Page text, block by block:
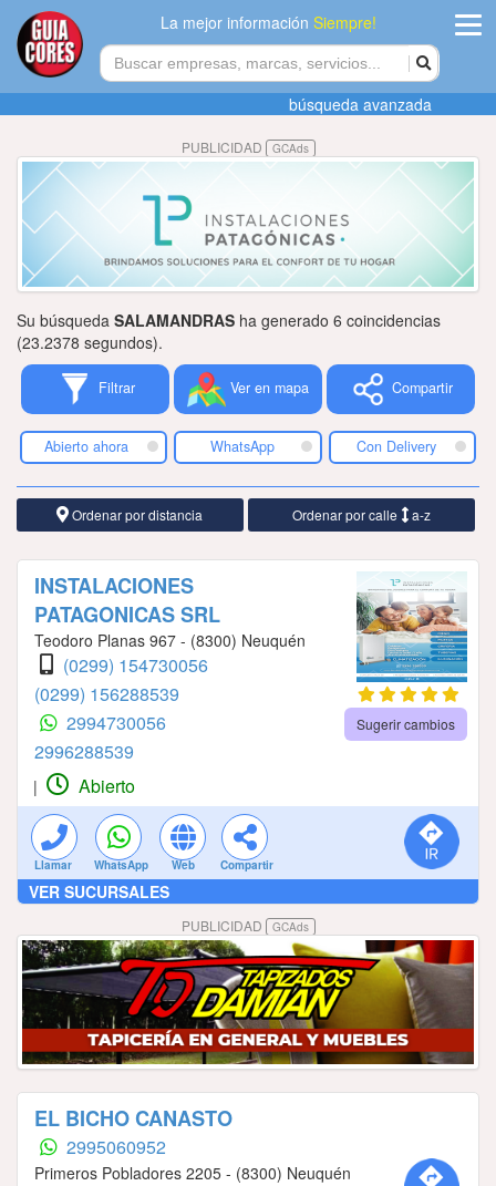
La mejor informaciónSiempre!
Agregar
empresa
Actualizar
datos
Publicidad
Tiendacores
Contactenos
búsqueda avanzada
PUBLICIDAD GCAds
Su búsqueda SALAMANDRAS ha generado 6 coincidencias
(23.2378 segundos).
Filtrar Ver en mapa Compartir
Abierto ahora WhatsApp Con Delivery
Ordenar por distancia Ordenar por calle a-z
INSTALACIONES
PATAGONICAS SRL
Teodoro Planas 967 - (8300) Neuquén
(0299) 154730056
(0299) 156288539
2994730056
2996288539
Sugerir cambios
| Abierto
Llamar WhatsApp Web Compartir
VER SUCURSALES
PUBLICIDAD GCAds
EL BICHO CANASTO
2995060952
Primeros Pobladores 2205 - (8300) Neuquén